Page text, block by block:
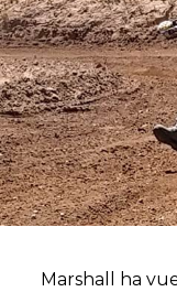
Marshall ha